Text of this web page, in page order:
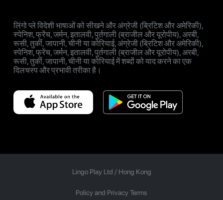
लिंगो प्ले विदेशी भाषाओं को सीखने और अंग्रेजी (ब्रिटिश और अमेरिकी),
स्पेनिश, फ्रेंच, जर्मन, इतालवी, पुर्तगाली (ब्राजील और यूरोपीय), अरबी,
रूसी, तुर्की, जापानी, चीनी या कोरियाई, अंग्रेजी (ब्रिटिश और अमेरिकी),
स्पेनिश, फ्रेंच, जर्मन, इतालवी, पुर्तगाली (ब्राजील और यूरोपीय), अरबी,
रूसी, तुर्की, जापानी, चीनी या कोरियाई में शब्दों को याद करने का एक
दिलचस्प और प्रभावी तरीका है।
Lingo Play Ltd / Hong Kong
Policy and Privacy Terms